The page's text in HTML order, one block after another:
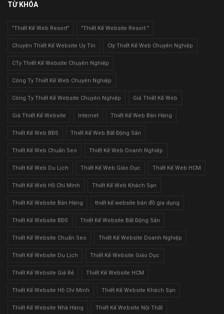
TỪ KHÓA
"Thiết Kế Web Resort" "Thiết Kế Website Resort "
Chuyên Thiết Kế Website Uy Tín Cty Thiết Kế Web Chuyên Nghiệp
CTy Thiết Kế Website Chuyên Nghiệp
Công Ty Thiết Kế Web Chuyên Nghiệp
Công Ty Thiết Kế Website Chuyên Nghiệp Giá Thiết Kế Web
Giá Thiết Kế Website Internet Thiết Kế Web Bán Hàng
Thiết Kế Web BĐS Thiết Kế Web Bất Động Sản
Thiết Kế Web Chuẩn Seo Thiết Kế Web Doanh Nghiệp
Thiết Kế Web Du Lịch Thiết Kế Web Giáo Dục Thiết Kế Web HCM
Thiết Kế Web Hồ Chí Minh Thiết Kế Web Khách Sạn
Thiết Kế Website Bán Hàng thiết kế website bán đồ gia dụng
Thiết Kế Website BĐS Thiết Kế Website Bất Động Sản
Thiết Kế Website Chuẩn Seo Thiết Kế Website Doanh Nghiệp
Thiết Kế Website Du Lịch Thiết Kế Website Giáo Dục
Thiết Kế Website Giá Rẻ Thiết Kế Website HCM
Thiết Kế Website Hồ Chí Minh Thiết Kế Website Khách Sạn
Thiết Kế Website Nhà Hàng Thiết Kế Website Nội Thất